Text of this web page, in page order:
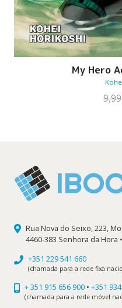
My Hero
Rua Nova do Seixo, 223,
4460-383 Senhora da Hora
+351 229 541 660
(chamada para a rede fixa
+ 351 915 656 900 • +351
(chamada para a rede móvel